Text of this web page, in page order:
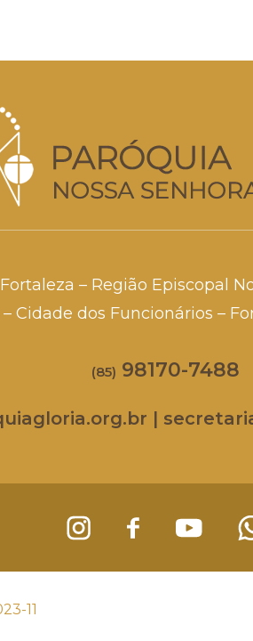
– Região Episcopal
Cidade dos Funcionários –
(85) 98170-7488
|
11